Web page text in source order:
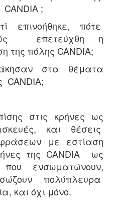
;
επινοήθηκε, πότε
επετεύχθη η
της πόλης CANDIA;
στα θέματα
CANDIA;
στις κρήνες ως
και θέσεις
με εστίαση
της CANDIA ως
που ενσωματώνουν,
πολύπλευρα
και όχι μόνο.